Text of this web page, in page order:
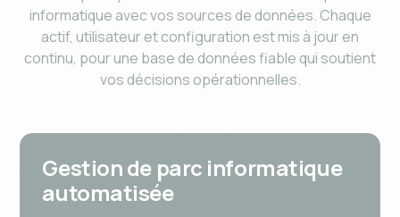
informatique avec vos sources de données. Chaque
actif, utilisateur et configuration est mis à jour en
continu, pour une base de données fiable qui soutient
vos décisions opérationnelles.
Gestion de parc informatique
automatisée